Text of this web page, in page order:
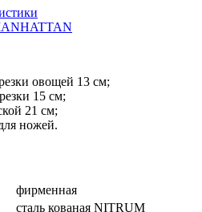
овощей 13 см;
15 см;
21 см;
ножей.
фирменная
сталь кованая NITRUM